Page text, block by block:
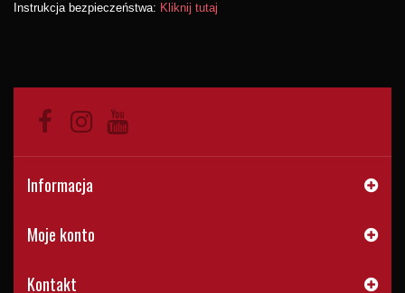
Instrukcja bezpieczeństwa: Kliknij tutaj
Informacja
Moje konto
Kontakt